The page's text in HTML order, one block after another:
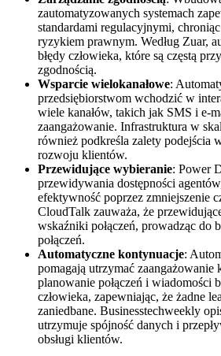
zautomatyzowanych systemach
standardami regulacyjnymi,
ryzykiem prawnym. Według Zuar,
błędy człowieka, które są częstą
zgodnością.
Wsparcie wielokanałowe:
przedsiębiorstwom wchodzić w
wiele kanałów, takich jak SMS i e-
zaangażowanie. Infrastruktura w
również podkreśla zalety podejścia
rozwoju klientów.
Przewidujące wybieranie: Power
przewidywania dostępności
efektywność poprzez zmniejszenie
CloudTalk zauważa, że
wskaźniki połączeń, prowadząc do
połączeń.
Automatyczne kontynuacje:
pomagają utrzymać zaangażowanie
planowanie połączeń i wiadomości
człowieka, zapewniając, że żadne
zaniedbane. Businesstechweekly
utrzymuje spójność danych i
obsługi klientów.